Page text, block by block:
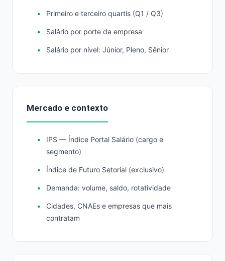
Primeiro e terceiro quartis (Q1 / Q3)
Salário por porte da empresa
Salário por nível: Júnior, Pleno, Sênior
Mercado e contexto
IPS — Índice Portal Salário (cargo e
segmento)
Índice de Futuro Setorial (exclusivo)
Demanda: volume, saldo, rotatividade
Cidades, CNAEs e empresas que mais
contratam